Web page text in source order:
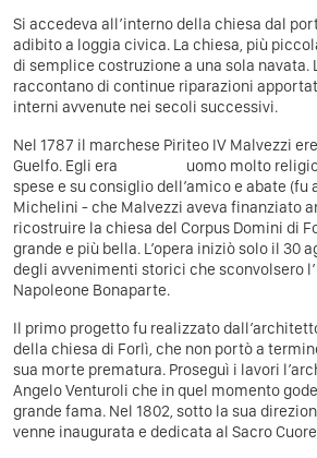
Si accedeva all’interno della chiesa dal
adibito a loggia civica. La chiesa, più
di semplice costruzione a una sola navata.
raccontano di continue riparazioni
interni avvenute nei secoli successivi.
Nel 1787 il marchese Piriteo IV Malvezzi
Guelfo. Egli era uomo molto
spese e su consiglio dell’amico e abate (fu
Michelini - che Malvezzi aveva finanziato
ricostruire la chiesa del Corpus Domini di
grande e più bella. L’opera iniziò solo il 30
degli avvenimenti storici che sconvolsero
Napoleone Bonaparte.
Il primo progetto fu realizzato
della chiesa di Forlì, che non portò a
sua morte prematura. Proseguì i lavori
Angelo Venturoli che in quel momento
grande fama. Nel 1802, sotto la sua
venne inaugurata e dedicata al Sacro Cuore